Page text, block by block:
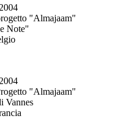
"Almajaam"
Note"
"Almajaam"
Vannes